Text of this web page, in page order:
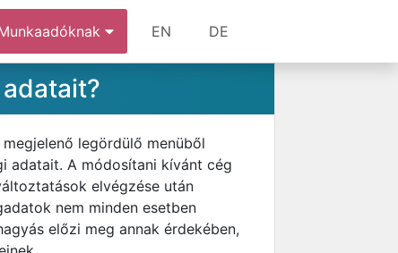
EN DE
legördülő menüből
adatait. A módosítani kívánt cég
elvégzése után
nem minden esetben
előzi meg annak érdekében,